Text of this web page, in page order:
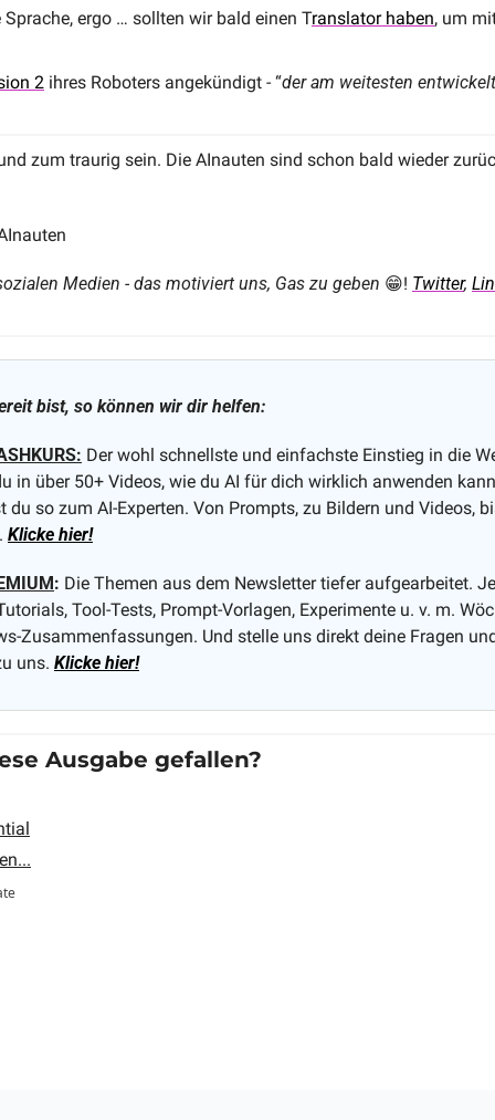
Sprache, ergo … sollten wir bald einen Translator haben, um
2 ihres Roboters angekündigt - “der am weitesten
zum traurig sein. Die AInauten sind schon bald wieder
Medien - das motiviert uns, Gas zu geben 😁! Twitter,
bist, so können wir dir helfen:
Der wohl schnellste und einfachste Einstieg in die
in über 50+ Videos, wie du AI für dich wirklich anwenden
du so zum AI-Experten. Von Prompts, zu Bildern und Videos,
Klicke hier!
: Die Themen aus dem Newsletter tiefer aufgearbeitet.
Tool-Tests, Prompt-Vorlagen, Experimente u. v. m.
Zusammenfassungen. Und stelle uns direkt deine Fragen
uns. Klicke hier!
Ausgabe gefallen?